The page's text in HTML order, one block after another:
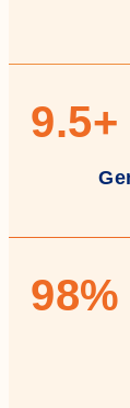
9.5+
98%